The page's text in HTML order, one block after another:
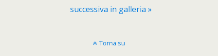
successiva in galleria »
Torna su